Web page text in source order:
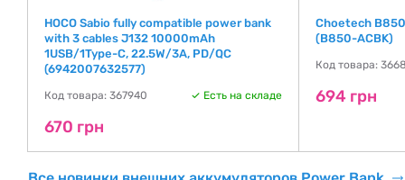
HOCO Sabio fully compatible power bank
with 3 cables J132 10000mAh
1USB/1Type-C, 22.5W/3A, PD/QC
(6942007632577)
Код товара: 367940 Есть на складе
670 грн
Choetech
(B850-ACBK)
Код товара:
694 грн